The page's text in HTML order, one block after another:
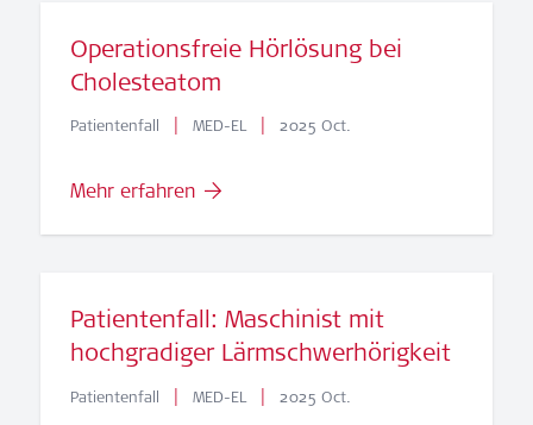
Operationsfreie Hörlösung bei
Cholesteatom
Patientenfall | MED-EL | 2025 Oct.
Mehr erfahren
Patientenfall: Maschinist mit
hochgradiger Lärmschwerhörigkeit
Patientenfall | MED-EL | 2025 Oct.